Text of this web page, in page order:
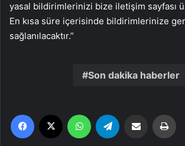
yasal bildirimlerinizi bize iletişim sayfası
En kısa süre içerisinde bildirimlerinize
sağlanılacaktır.”
Son dakika haberler
Facebook WhatsApp Email'den paylaş